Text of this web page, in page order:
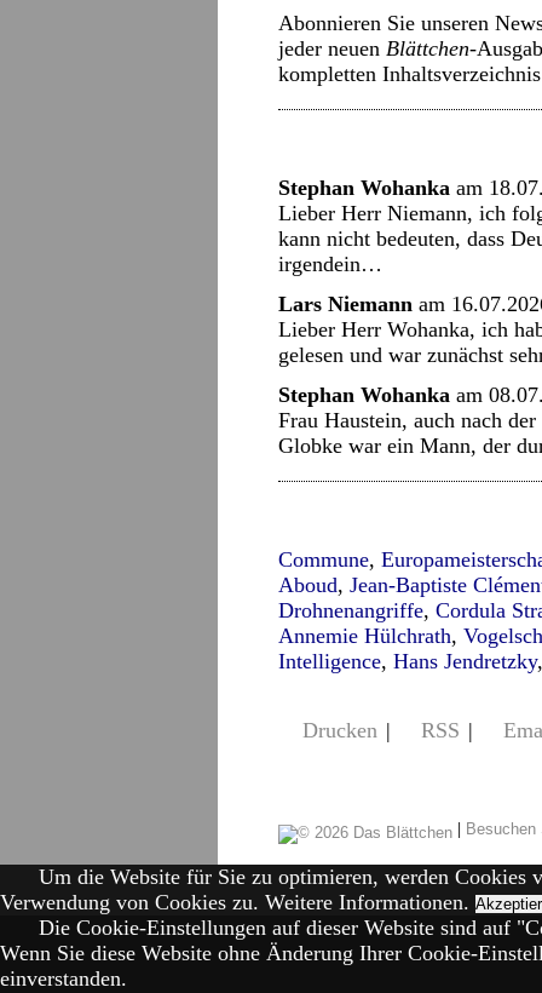
Abonnieren Sie unseren
jeder neuen Blättchen-
kompletten
Stephan Wohanka am
Lieber Herr Niemann, ich
kann nicht bedeuten, dass
irgendein…
Lars Niemann am
Lieber Herr Wohanka, ich
gelesen und war zunächst
Stephan Wohanka am
Frau Haustein, auch nach
Globke war ein Mann, der
Commune,
Aboud, Jean-Baptiste
Drohnenangriffe, Cordula
Annemie Hülchrath,
Intelligence, Hans Jendretzky
Drucken | RSS |
|
Um die Website für Sie zu optimieren, werden Cookies
Verwendung von Cookies zu. Weitere Informationen.
Die Cookie-Einstellungen auf dieser Website sind auf
Wenn Sie diese Website ohne Änderung Ihrer Cookie-
einverstanden.